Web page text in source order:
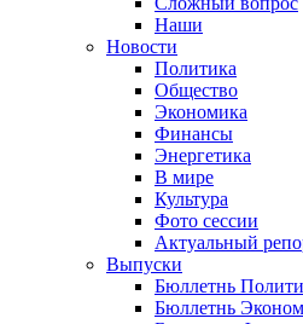
Наши
Новости
Политика
Общество
Экономика
Финансы
Энергетика
В мире
Культура
Фото сессии
Актуальный
Выпуски
Бюллетнь
Бюллетнь